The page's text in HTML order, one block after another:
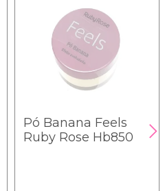
Pó Banana Feels
Ruby Rose Hb850